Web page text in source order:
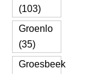
(103)
Groenlo
(35)
Groesbeek